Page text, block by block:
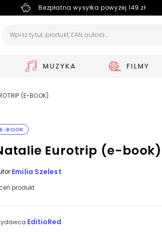
Bezpłatna wysyłka powyżej 149 zł
MUZYKA FILMY
(E-BOOK)
E-BOOK
Eurotrip (e-book)
Emilia Szelest
produkt
EditioRed